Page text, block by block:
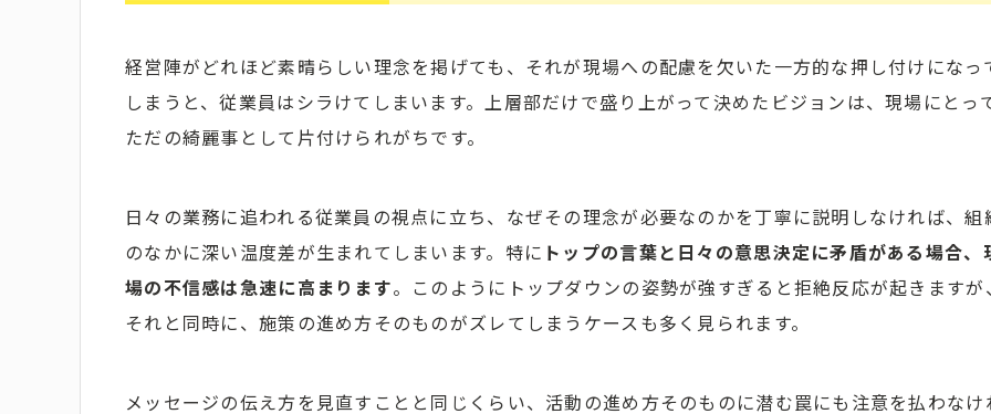
経営陣がどれほど素晴らしい理念を掲げても、それが現場への配慮を欠いた一方的な押し付けになっ
しまうと、従業員はシラけてしまいます。上層部だけで盛り上がって決めたビジョンは、現場にとっ
ただの綺麗事として片付けられがちです。
日々の業務に追われる従業員の視点に立ち、なぜその理念が必要なのかを丁寧に説明しなければ、組
のなかに深い温度差が生まれてしまいます。特に トップの言葉と日々の意思決定に矛盾がある場合、
場の不信感は急速に高まります。このようにトップダウンの姿勢が強すぎると拒絶反応が起きますが、
それと同時に、施策の進め方そのものがズレてしまうケースも多く見られます。
メッセージの伝え方を見直すことと同じくらい、活動の進め方そのものに潜む罠にも注意を払わなけ